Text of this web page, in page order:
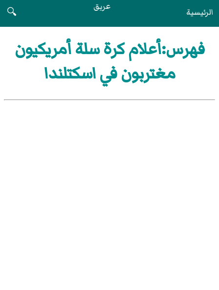
الرئيسية عريق
🔍
فهرس:أعلام كرة سلة أمريكيون
مغتربون في اسكتلندا